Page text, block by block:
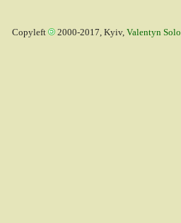
Copyleft 2000-2017, Kyiv, Valentyn